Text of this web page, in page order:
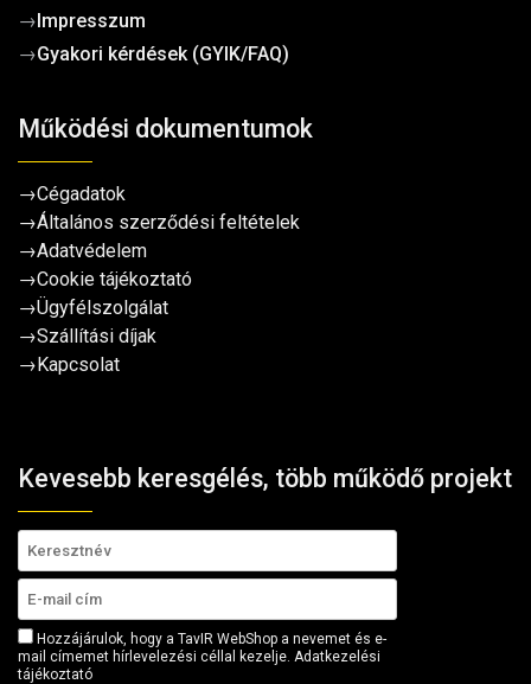
→Impresszum
→Gyakori kérdések (GYIK/FAQ)
Működési dokumentumok
→Cégadatok
→Általános szerződési feltételek
→Adatvédelem
→Cookie tájékoztató
→Ügyfélszolgálat
→Szállítási díjak
→Kapcsolat
Kevesebb keresgélés, több működő projekt
Hozzájárulok, hogy a TavIR WebShop a nevemet és e-
mail címemet hírlevelezési céllal kezelje. Adatkezelési
tájékoztató